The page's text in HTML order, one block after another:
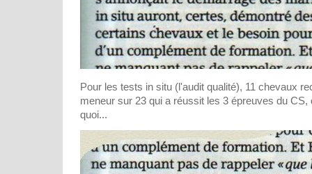
Pour les tests in situ (l'audit qualité), 11 chevaux
meneur sur 23 qui a réussit les 3 épreuves du CS,
quoi...